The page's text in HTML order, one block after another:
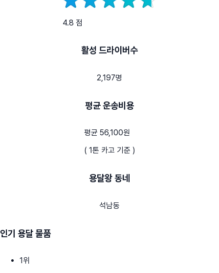
4.8 점
활성 드라이버수
2,197명
평균 운송비용
평균 56,100원
( 1톤 카고 기준 )
용달왕 동네
석남동
인기 용달 물품
1위